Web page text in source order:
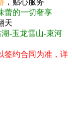
蕾的一切奢享
天
-玉龙雪山-束河
签约合同为准，详